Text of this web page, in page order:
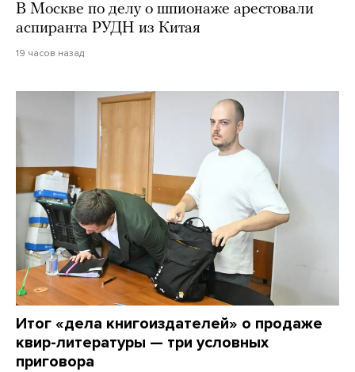
В Москве по делу о шпионаже арестовали
аспиранта РУДН из Китая
19 часов назад
Итог «дела книгоиздателей» о продаже
квир-литературы — три условных
приговора